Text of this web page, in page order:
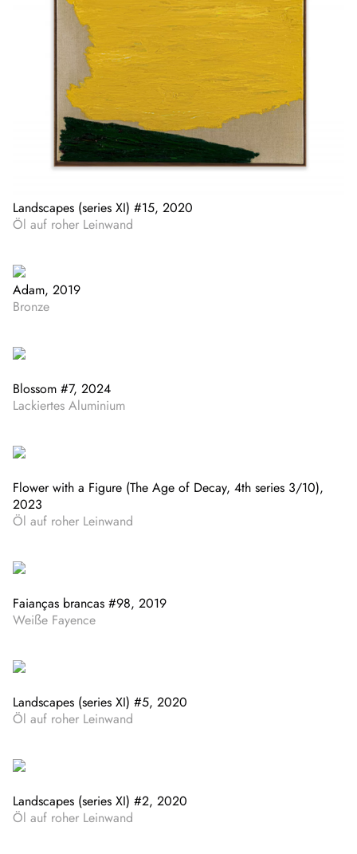
Landscapes (series XI) #15, 2020
Öl auf roher Leinwand
Adam, 2019
Bronze
Blossom #7, 2024
Lackiertes Aluminium
Flower with a Figure (The Age of Decay, 4th series 3/10),
2023
Öl auf roher Leinwand
Faianças brancas #98, 2019
Weiße Fayence
Landscapes (series XI) #5, 2020
Öl auf roher Leinwand
Landscapes (series XI) #2, 2020
Öl auf roher Leinwand